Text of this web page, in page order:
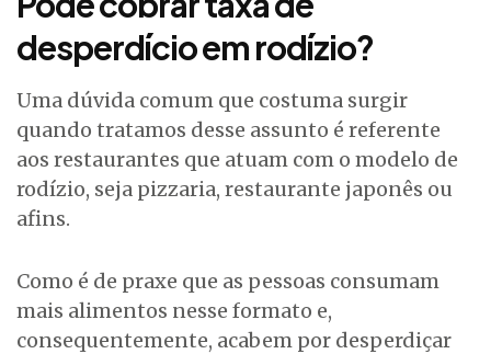
desperdício em rodízio?
Uma dúvida comum que costuma surgir
quando tratamos desse assunto é referente
aos restaurantes que atuam com o modelo de
rodízio, seja pizzaria, restaurante japonês ou
afins.
Como é de praxe que as pessoas consumam
mais alimentos nesse formato e,
consequentemente, acabem por desperdiçar